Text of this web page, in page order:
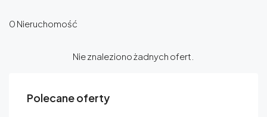
0 Nieruchomość
Nie znaleziono żadnych ofert.
Polecane oferty